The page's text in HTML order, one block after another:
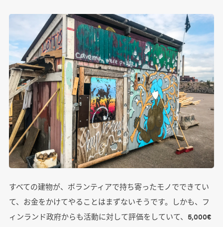
すべての建物が、ボランティアで持ち寄ったモノでできてい
て、お金をかけてやることはまずないそうです。しかも、フ
ィンランド政府からも活動に対して評価をしていて、5,000€